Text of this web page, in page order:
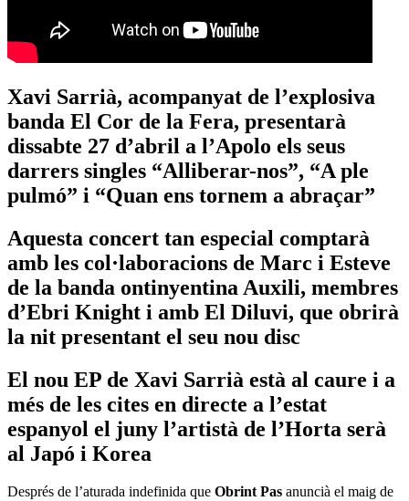
Xavi Sarrià, acompanyat de l’explosiva
banda El Cor de la Fera, presentarà
dissabte 27 d’abril a l’Apolo els seus
darrers singles “Alliberar-nos”, “A ple
pulmó” i “Quan ens tornem a abraçar”
Aquesta concert tan especial comptarà
amb les col·laboracions de Marc i Esteve
de la banda ontinyentina Auxili, membres
d’Ebri Knight i amb El Diluvi, que obrirà
la nit presentant el seu nou disc
El nou EP de Xavi Sarrià està al caure i a
més de les cites en directe a l’estat
espanyol el juny l’artistà de l’Horta serà
al Japó i Korea
Després de l’aturada indefinida que Obrint Pas anuncià el maig de